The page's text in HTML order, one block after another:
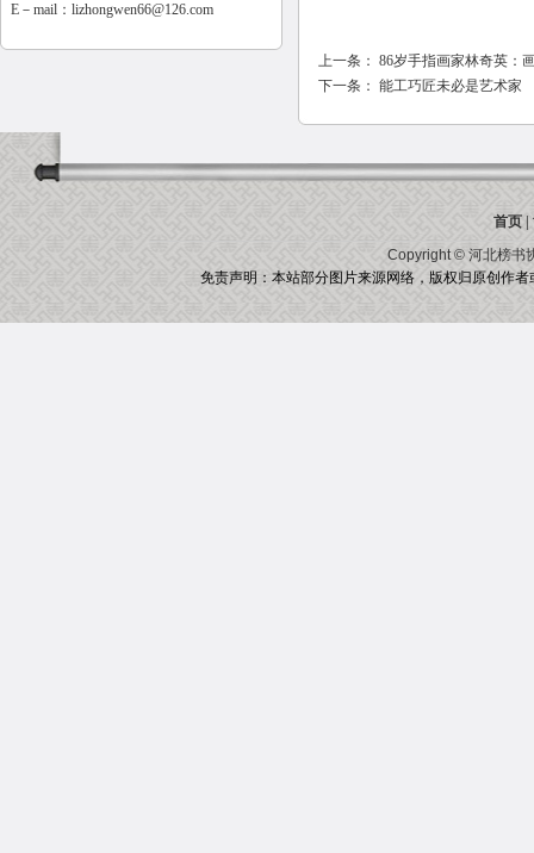
E－mail： lizhongwen66@126.com
上一条： 86岁手指画家林奇英：
下一条： 能工巧匠未必是艺术家
首页|
Copyright © 河北榜书
免责声明：本站部分图片来源网络，版权归原创作